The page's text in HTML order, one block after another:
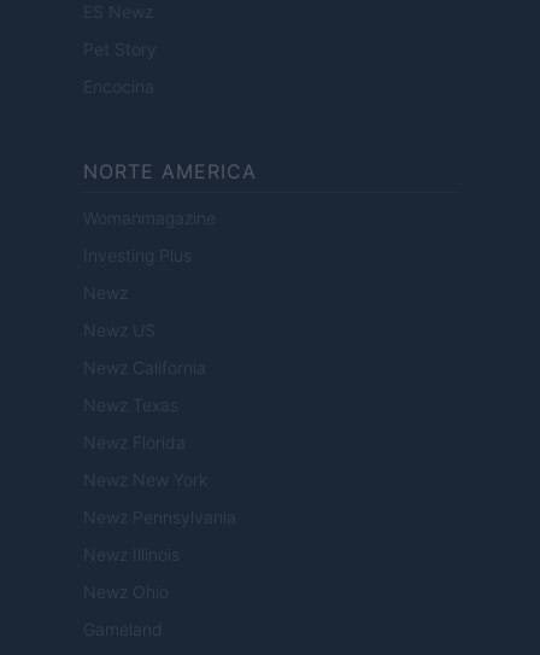
ES Newz
Pet Story
Encocina
NORTE AMERICA
Womanmagazine
Investing Plus
Newz
Newz US
Newz California
Newz Texas
Newz Florida
Newz New York
Newz Pennsylvania
Newz Illinois
Newz Ohio
Gameland